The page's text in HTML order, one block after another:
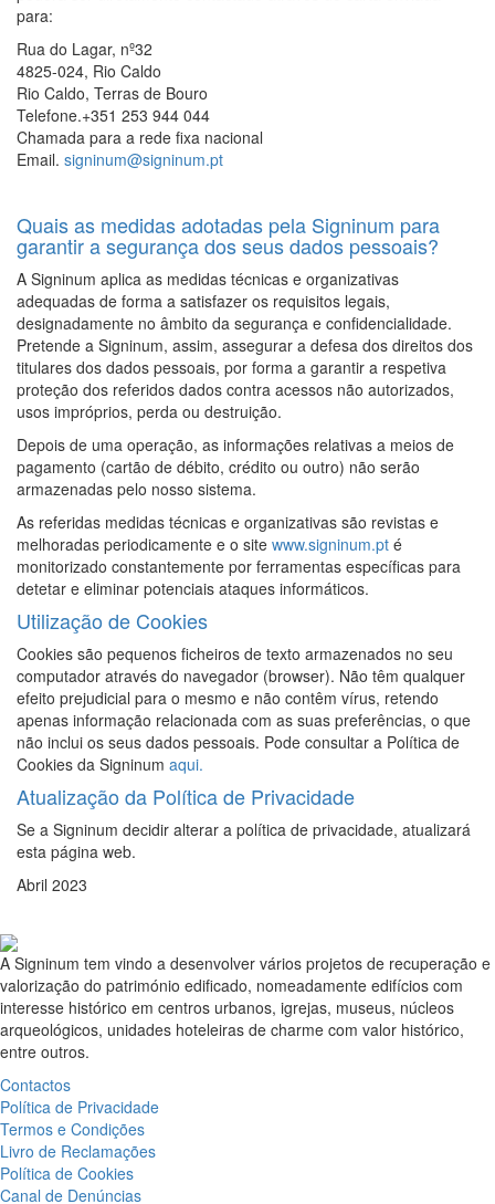
para:
Rua do Lagar, nº32
4825-024, Rio Caldo
Rio Caldo, Terras de Bouro
Telefone.+351 253 944 044
Chamada para a rede fixa nacional
Email. signinum@signinum.pt
Quais as medidas adotadas pela Signinum para
garantir a segurança dos seus dados pessoais?
A Signinum aplica as medidas técnicas e organizativas
adequadas de forma a satisfazer os requisitos legais,
designadamente no âmbito da segurança e confidencialidade.
Pretende a Signinum, assim, assegurar a defesa dos direitos dos
titulares dos dados pessoais, por forma a garantir a respetiva
proteção dos referidos dados contra acessos não autorizados,
usos impróprios, perda ou destruição.
Depois de uma operação, as informações relativas a meios de
pagamento (cartão de débito, crédito ou outro) não serão
armazenadas pelo nosso sistema.
As referidas medidas técnicas e organizativas são revistas e
melhoradas periodicamente e o site www.signinum.pt é
monitorizado constantemente por ferramentas específicas para
detetar e eliminar potenciais ataques informáticos.
Utilização de Cookies
Cookies são pequenos ficheiros de texto armazenados no seu
computador através do navegador (browser). Não têm qualquer
efeito prejudicial para o mesmo e não contêm vírus, retendo
apenas informação relacionada com as suas preferências, o que
não inclui os seus dados pessoais. Pode consultar a Política de
Cookies da Signinum aqui.
Atualização da Política de Privacidade
Se a Signinum decidir alterar a política de privacidade, atualizará
esta página web.
Abril 2023
A Signinum tem vindo a desenvolver vários projetos de recuperação e
valorização do património edificado, nomeadamente edifícios com
interesse histórico em centros urbanos, igrejas, museus, núcleos
arqueológicos, unidades hoteleiras de charme com valor histórico,
entre outros.
Contactos
Política de Privacidade
Termos e Condições
Livro de Reclamações
Política de Cookies
Canal de Denúncias